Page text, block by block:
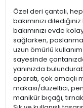
Özel deri çantalı,
bakımınızı
bakımınızı evde
sağlarken,
uzun ömürlü
sayesinde
yanınızda
aparatı, çok amaçlı
makası/düzeltici,
manikür bıçağı,